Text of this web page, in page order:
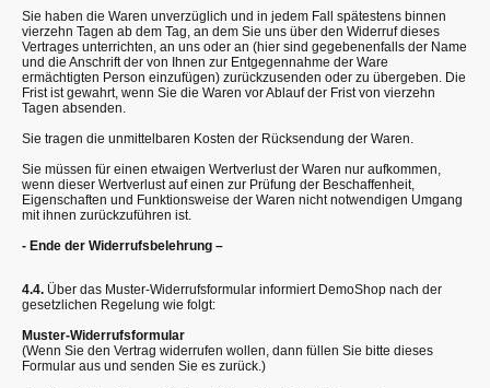
Sie haben die Waren unverzüglich und in jedem Fall spätestens binnen
vierzehn Tagen ab dem Tag, an dem Sie uns über den Widerruf dieses
Vertrages unterrichten, an uns oder an (hier sind gegebenenfalls der Name
und die Anschrift der von Ihnen zur Entgegennahme der Ware
ermächtigten Person einzufügen) zurückzusenden oder zu übergeben. Die
Frist ist gewahrt, wenn Sie die Waren vor Ablauf der Frist von vierzehn
Tagen absenden.
Sie tragen die unmittelbaren Kosten der Rücksendung der Waren.
Sie müssen für einen etwaigen Wertverlust der Waren nur aufkommen,
wenn dieser Wertverlust auf einen zur Prüfung der Beschaffenheit,
Eigenschaften und Funktionsweise der Waren nicht notwendigen Umgang
mit ihnen zurückzuführen ist.
- Ende der Widerrufsbelehrung –
4.4. Über das Muster-Widerrufsformular informiert DemoShop nach der
gesetzlichen Regelung wie folgt:
Muster-Widerrufsformular
(Wenn Sie den Vertrag widerrufen wollen, dann füllen Sie bitte dieses
Formular aus und senden Sie es zurück.)